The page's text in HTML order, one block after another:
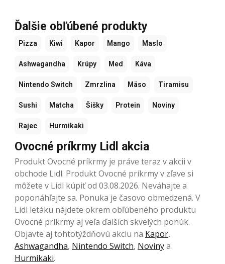
Ďalšie obľúbené produkty
Pizza Kiwi Kapor Mango Maslo
Ashwagandha Krúpy Med Káva
Nintendo Switch Zmrzlina Mäso Tiramisu
Sushi Matcha Šišky Protein Noviny
Rajec Hurmikaki
Ovocné príkrmy Lidl akcia
Produkt Ovocné príkrmy je práve teraz v akcii v
obchode Lidl. Produkt Ovocné príkrmy v zľave si
môžete v Lidl kúpiť od 03.08.2026. Neváhajte a
poponáhľajte sa. Ponuka je časovo obmedzená. V
Lidl letáku nájdete okrem obľúbeného produktu
Ovocné príkrmy aj veľa ďalších skvelých ponúk.
Objavte aj tohtotýždňovú akciu na Kapor,
Ashwagandha, Nintendo Switch, Novinya
Hurmikaki.